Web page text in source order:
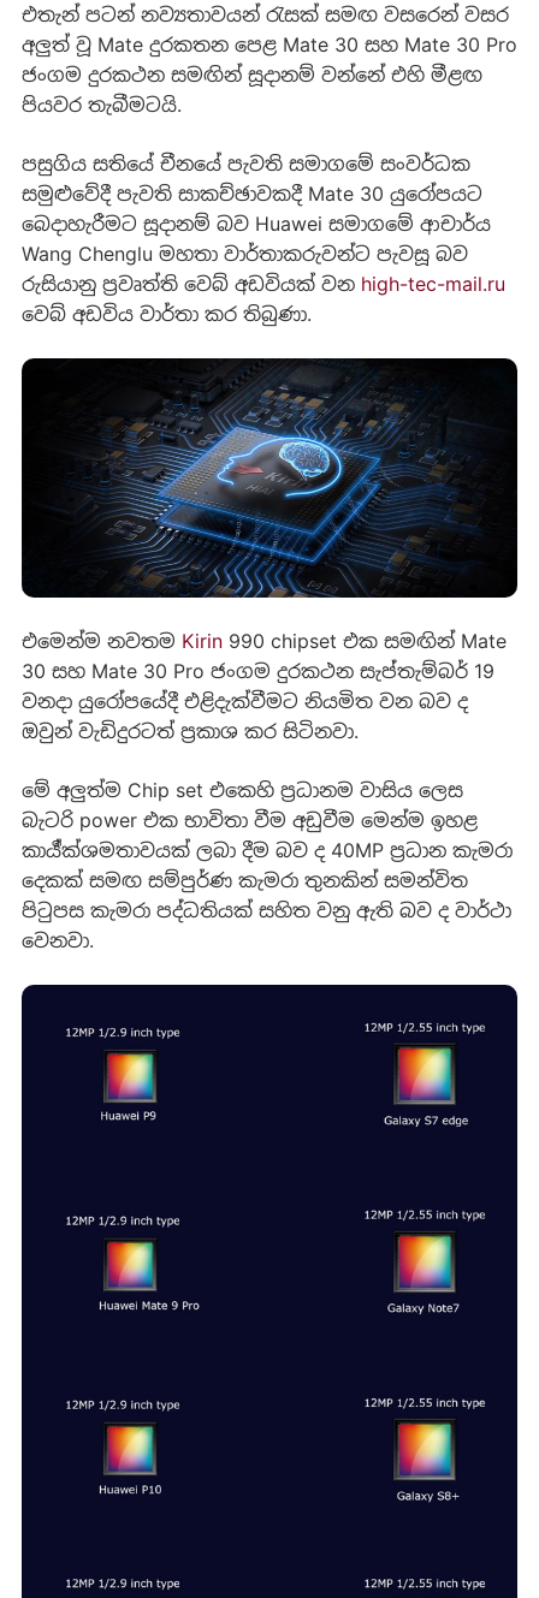
එතැන් පටන් නව්‍යතාවයන් රැසක් සමඟ වසරෙන් වසර
අලුත් වූ Mate දුරකතන පෙළ Mate 30 සහ Mate 30 Pro
ජංගම දුරකථන සමඟින් සූදානම් වන්නේ එහි මීළඟ
පියවර තැබීමටයි.
පසුගිය සතියේ චීනයේ පැවති සමාගමේ සංවර්ධක
සමුළුවේදී පැවති සාකච්ඡාවකදී Mate 30 යුරෝපයට
බෙදාහැරීමට සූදානම් බව Huawei සමාගමේ ආචාර්ය
Wang Chenglu මහතා වාර්තාකරුවන්ට පැවසූ බව
රුසියානු ප්‍රවෘත්ති වෙබ් අඩවියක් වන high-tec-mail.ru
වෙබ් අඩවිය වාර්තා කර තිබුණා.
එමෙන්ම නවතම Kirin990 chipset එක සමඟින් Mate
30 සහ Mate 30 Pro ජංගම දුරකථන සැප්තැම්බර් 19
වනදා යුරෝපයේදී එළිදැක්වීමට නියමිත වන බව ද
ඔවුන් වැඩිදුරටත් ප්‍රකාශ කර සිටිනවා.
මේ අලුත්ම Chip set එකෙහි ප්‍රධානම වාසිය ලෙස
බැටරි power එක භාවිතා වීම අඩුවීම මෙන්ම ඉහළ
කාර්‍ය්ක්ශමතාවයක් ලබා දීම බව ද 40MP ප්‍රධාන කැමරා
දෙකක් සමඟ සම්පුර්ණ කැමරා තුනකින් සමන්විත
පිටුපස කැමරා පද්ධතියක් සහිත වනු ඇති බව ද වාර්ථා
වෙනවා.